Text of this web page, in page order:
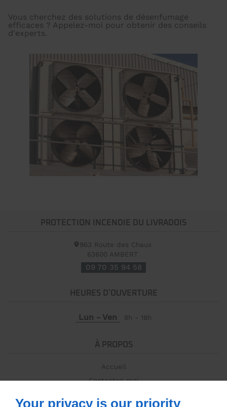
Vous cherchez des solutions de désenfumage
efficaces ? Appelez-moi pour obtenir des conseils
d'experts.
PROTECTION INCENDIE DU LIVRADOIS
963 Route des Chaux
63600 AMBERT
09 70 35 94 58
HEURES D'OUVERTURE
Lun - Ven 8h - 18h
À PROPOS
Accueil
Contactez-moi
Your privacy is our priority